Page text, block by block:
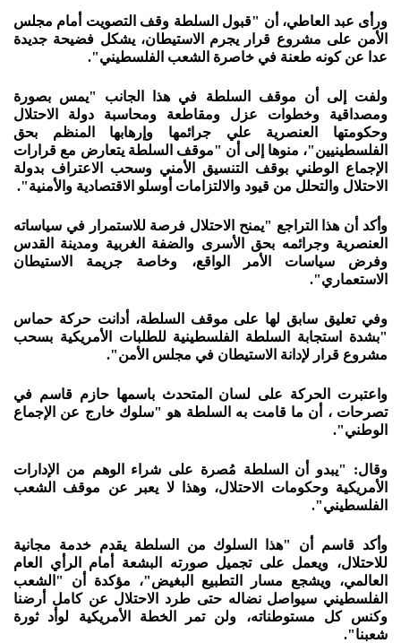
ورأى عبد العاطي، أن "قبول السلطة وقف التصويت أمام مجلس
الأمن على مشروع قرار يجرم الاستيطان، يشكل فضيحة جديدة
عدا عن كونه طعنة في خاصرة الشعب الفلسطيني".
ولفت إلى أن موقف السلطة في هذا الجانب "يمس بصورة
ومصداقية وخطوات عزل ومقاطعة ومحاسبة دولة الاحتلال
وحكومتها العنصرية علي جرائمها وإرهابها المنظم بحق
الفلسطينيين"، منوها إلى أن "موقف السلطة يتعارض مع قرارات
الإجماع الوطني بوقف التنسيق الأمني وسحب الاعتراف بدولة
الاحتلال والتحلل من قيود والالتزامات أوسلو الاقتصادية والأمنية".
وأكد أن هذا التراجع "يمنح الاحتلال فرصة للاستمرار في سياساته
العنصرية وجرائمه بحق الأسرى والضفة الغربية ومدينة القدس
وفرض سياسات الأمر الواقع، وخاصة جريمة الاستيطان
الاستعماري".
وفي تعليق سابق لها على موقف السلطة، أدانت حركة حماس
"بشدة استجابة السلطة الفلسطينية للطلبات الأمريكية بسحب
مشروع قرار لإدانة الاستيطان في مجلس الأمن".
واعتبرت الحركة على لسان المتحدث باسمها حازم قاسم في
تصرحات ، أن ما قامت به السلطة هو "سلوك خارج عن الإجماع
الوطني".
وقال: "يبدو أن السلطة مُصرة على شراء الوهم من الإدارات
الأمريكية وحكومات الاحتلال، وهذا لا يعبر عن موقف الشعب
الفلسطيني".
وأكد قاسم أن "هذا السلوك من السلطة يقدم خدمة مجانية
للاحتلال، ويعمل على تجميل صورته البشعة أمام الرأي العام
العالمي، ويشجع مسار التطبيع البغيض"، مؤكدة أن "الشعب
الفلسطيني سيواصل نضاله حتى طرد الاحتلال عن كامل أرضنا
وكنس كل مستوطناته، ولن تمر الخطة الأمريكية لوأد ثورة
شعبنا".